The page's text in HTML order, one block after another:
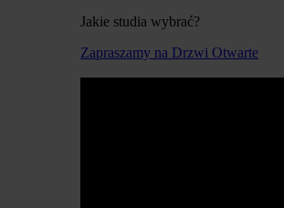
Jakie studia wybrać?
Zapraszamy na Drzwi Otwarte